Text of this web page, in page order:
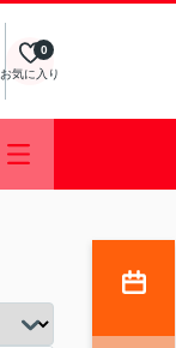
お気に入り
0